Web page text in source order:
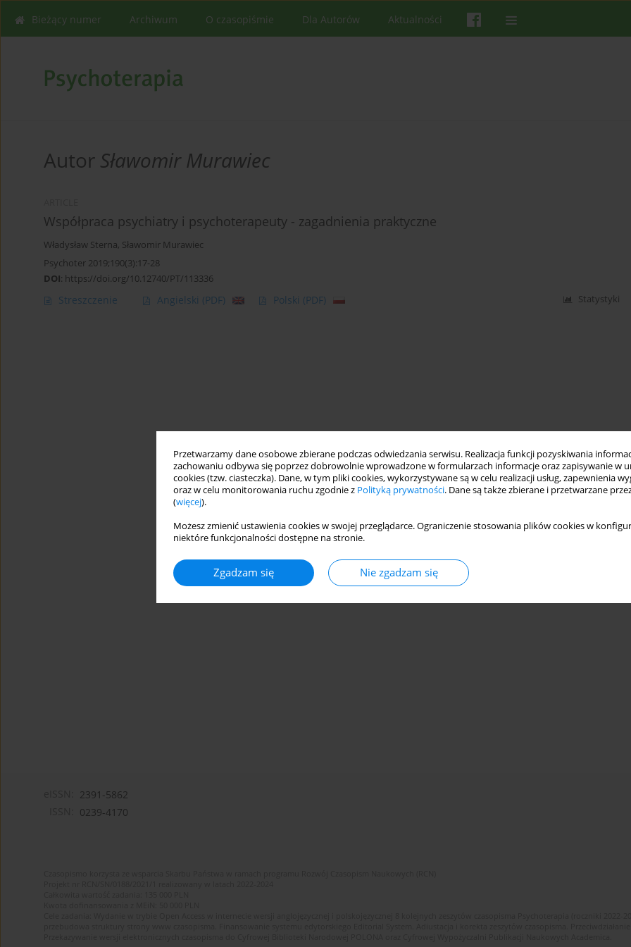
Przetwarzamy dane osobowe zbierane podczas odwiedzania serwisu. Realizacja funkcji pozyskiwania
zachowaniu odbywa się poprzez dobrowolnie wprowadzone w formularzach informacje oraz zapisywanie w
cookies (tzw. ciasteczka). Dane, w tym pliki cookies, wykorzystywane są w celu realizacji usług, zapewnienia
oraz w celu monitorowania ruchu zgodnie z Polityką prywatności. Dane są także zbierane i przetwarzane
(więcej).
Możesz zmienić ustawienia cookies w swojej przeglądarce. Ograniczenie stosowania plików cookies w
niektóre funkcjonalności dostępne na stronie.
Zgadzam się Nie zgadzam się
Bieżący numer Archiwum O czasopiśmie Dla Autorów Aktualności
Autor Sławomir Murawiec
Współpraca psychiatry i psychoterapeuty - zagadnienia praktyczne
Władysław Sterna, Sławomir Murawiec
Psychoter 2019;190(3):17-28
DOI: https://doi.org/10.12740/PT/113336
Streszczenie Angielski (PDF) Polski (PDF) Statystyki
2391-5862
0239-4170